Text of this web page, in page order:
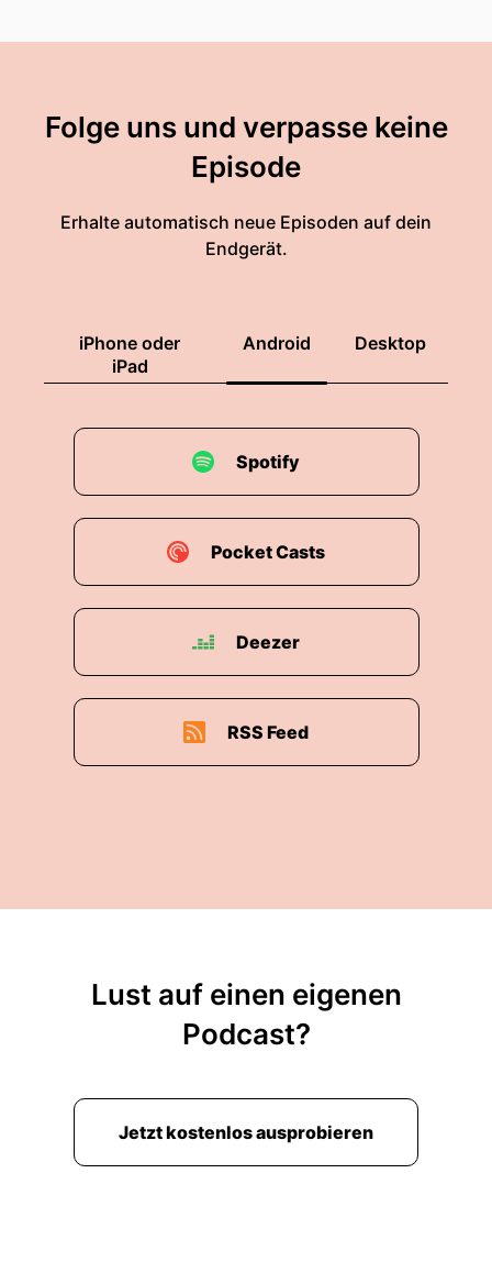
Folge uns und verpasse keine
Episode
Erhalte automatisch neue Episoden auf dein
Endgerät.
iPhone oder
iPad
Android Desktop
Spotify
Pocket Casts
Deezer
RSS Feed
Lust auf einen eigenen
Podcast?
Jetzt kostenlos ausprobieren